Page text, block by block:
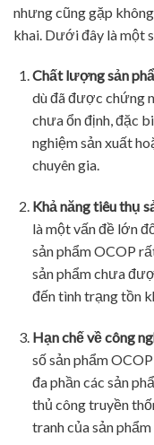
nhưng cũng gặp
khai. Dưới đây là một
Chất lượng sản
dù đã được chứng
chưa ổn định, đặc
nghiệm sản xuất
chuyên gia.
Khả năng tiêu thụ
là một vấn đề lớn
sản phẩm OCOP
sản phẩm chưa
đến tình trạng tồn
Hạn chế về công
số sản phẩm
đa phần các sản
thủ công truyền
tranh của sản